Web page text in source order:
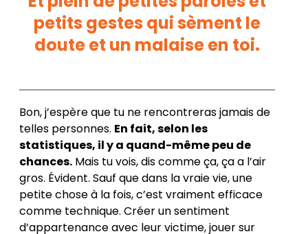
petits gestes qui sèment le
doute et un malaise en toi.
Bon, j’espère que tu ne rencontreras jamais de
telles personnes. En fait, selon les
statistiques, il y a quand-même peu de
chances. Mais tu vois, dis comme ça, ça a l’air
gros. Évident. Sauf que dans la vraie vie, une
petite chose à la fois, c’est vraiment efficace
comme technique. Créer un sentiment
d’appartenance avec leur victime, jouer sur